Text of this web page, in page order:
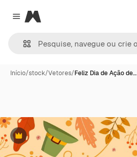
Close menu
Magnific
Início/stock/Vetores/Feliz Dia de Ação de…
Premium